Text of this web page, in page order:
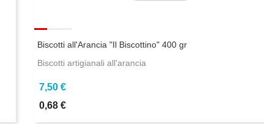
Biscotti all'Arancia "Il Biscottino" 400 gr
Biscotti artigianali all'arancia
7,50 €
0,68 €